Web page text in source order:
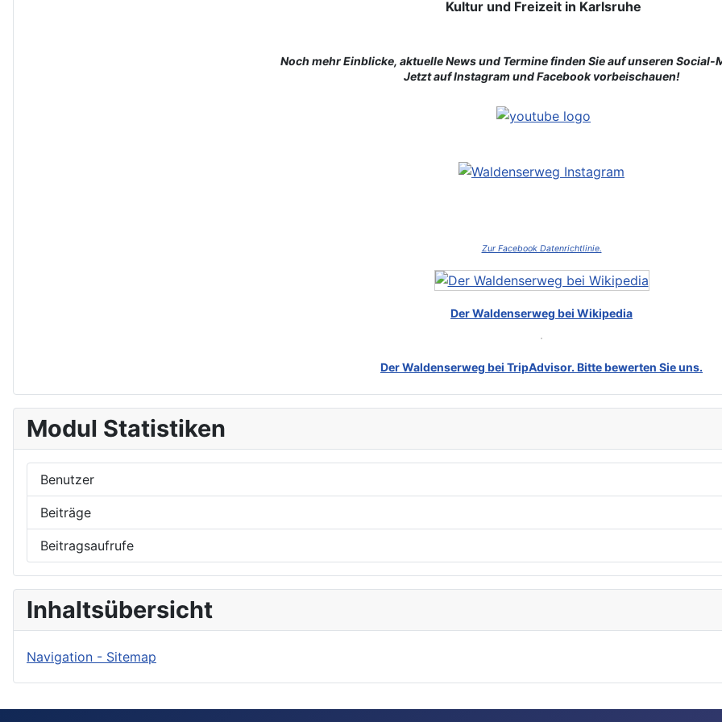
Kultur und Freizeit in Karlsruhe
Noch mehr Einblicke, aktuelle News und Termine finden Sie auf unseren Social-
Jetzt auf Instagram und Facebook vorbeischauen!
Zur Facebook Datenrichtlinie.
Der Waldenserweg bei Wikipedia
Der Waldenserweg bei TripAdvisor. Bitte bewerten Sie uns.
Modul Statistiken
Benutzer
Beiträge
Beitragsaufrufe
Inhaltsübersicht
Navigation - Sitemap